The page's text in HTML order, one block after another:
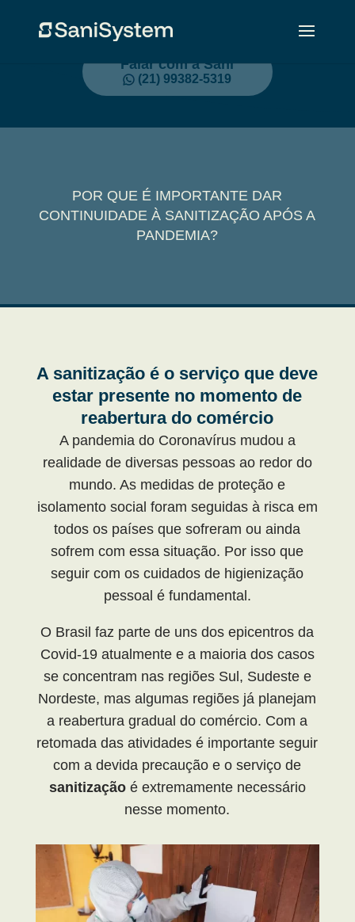
Falar com a Sani
(21) 99382-5319
POR QUE É IMPORTANTE DAR
CONTINUIDADE À SANITIZAÇÃO APÓS A
PANDEMIA?
A sanitização é o serviço que deve
estar presente no momento de
reabertura do comércio
A pandemia do Coronavírus mudou a
realidade de diversas pessoas ao redor do
mundo. As medidas de proteção e
isolamento social foram seguidas à risca em
todos os países que sofreram ou ainda
sofrem com essa situação. Por isso que
seguir com os cuidados de higienização
pessoal é fundamental.
O Brasil faz parte de uns dos epicentros da
Covid-19 atualmente e a maioria dos casos
se concentram nas regiões Sul, Sudeste e
Nordeste, mas algumas regiões já planejam
a reabertura gradual do comércio. Com a
retomada das atividades é importante seguir
com a devida precaução e o serviço de
sanitizaçãoé extremamente necessário
nesse momento.